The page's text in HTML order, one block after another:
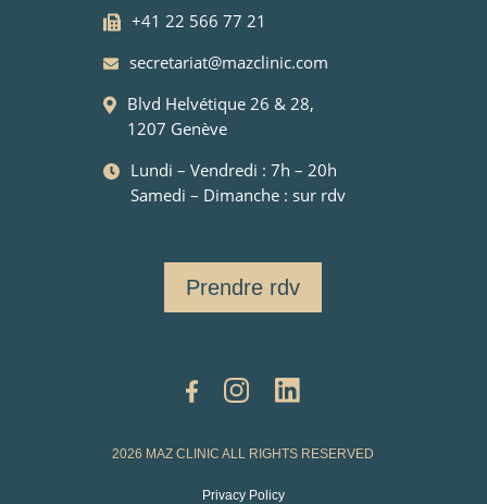
+41 22 566 77 21
secretariat@mazclinic.com
Blvd Helvétique 26 & 28,
1207 Genève
Lundi – Vendredi : 7h – 20h
Samedi – Dimanche : sur rdv
Prendre rdv
2026 MAZ CLINIC ALL RIGHTS RESERVED
Privacy Policy